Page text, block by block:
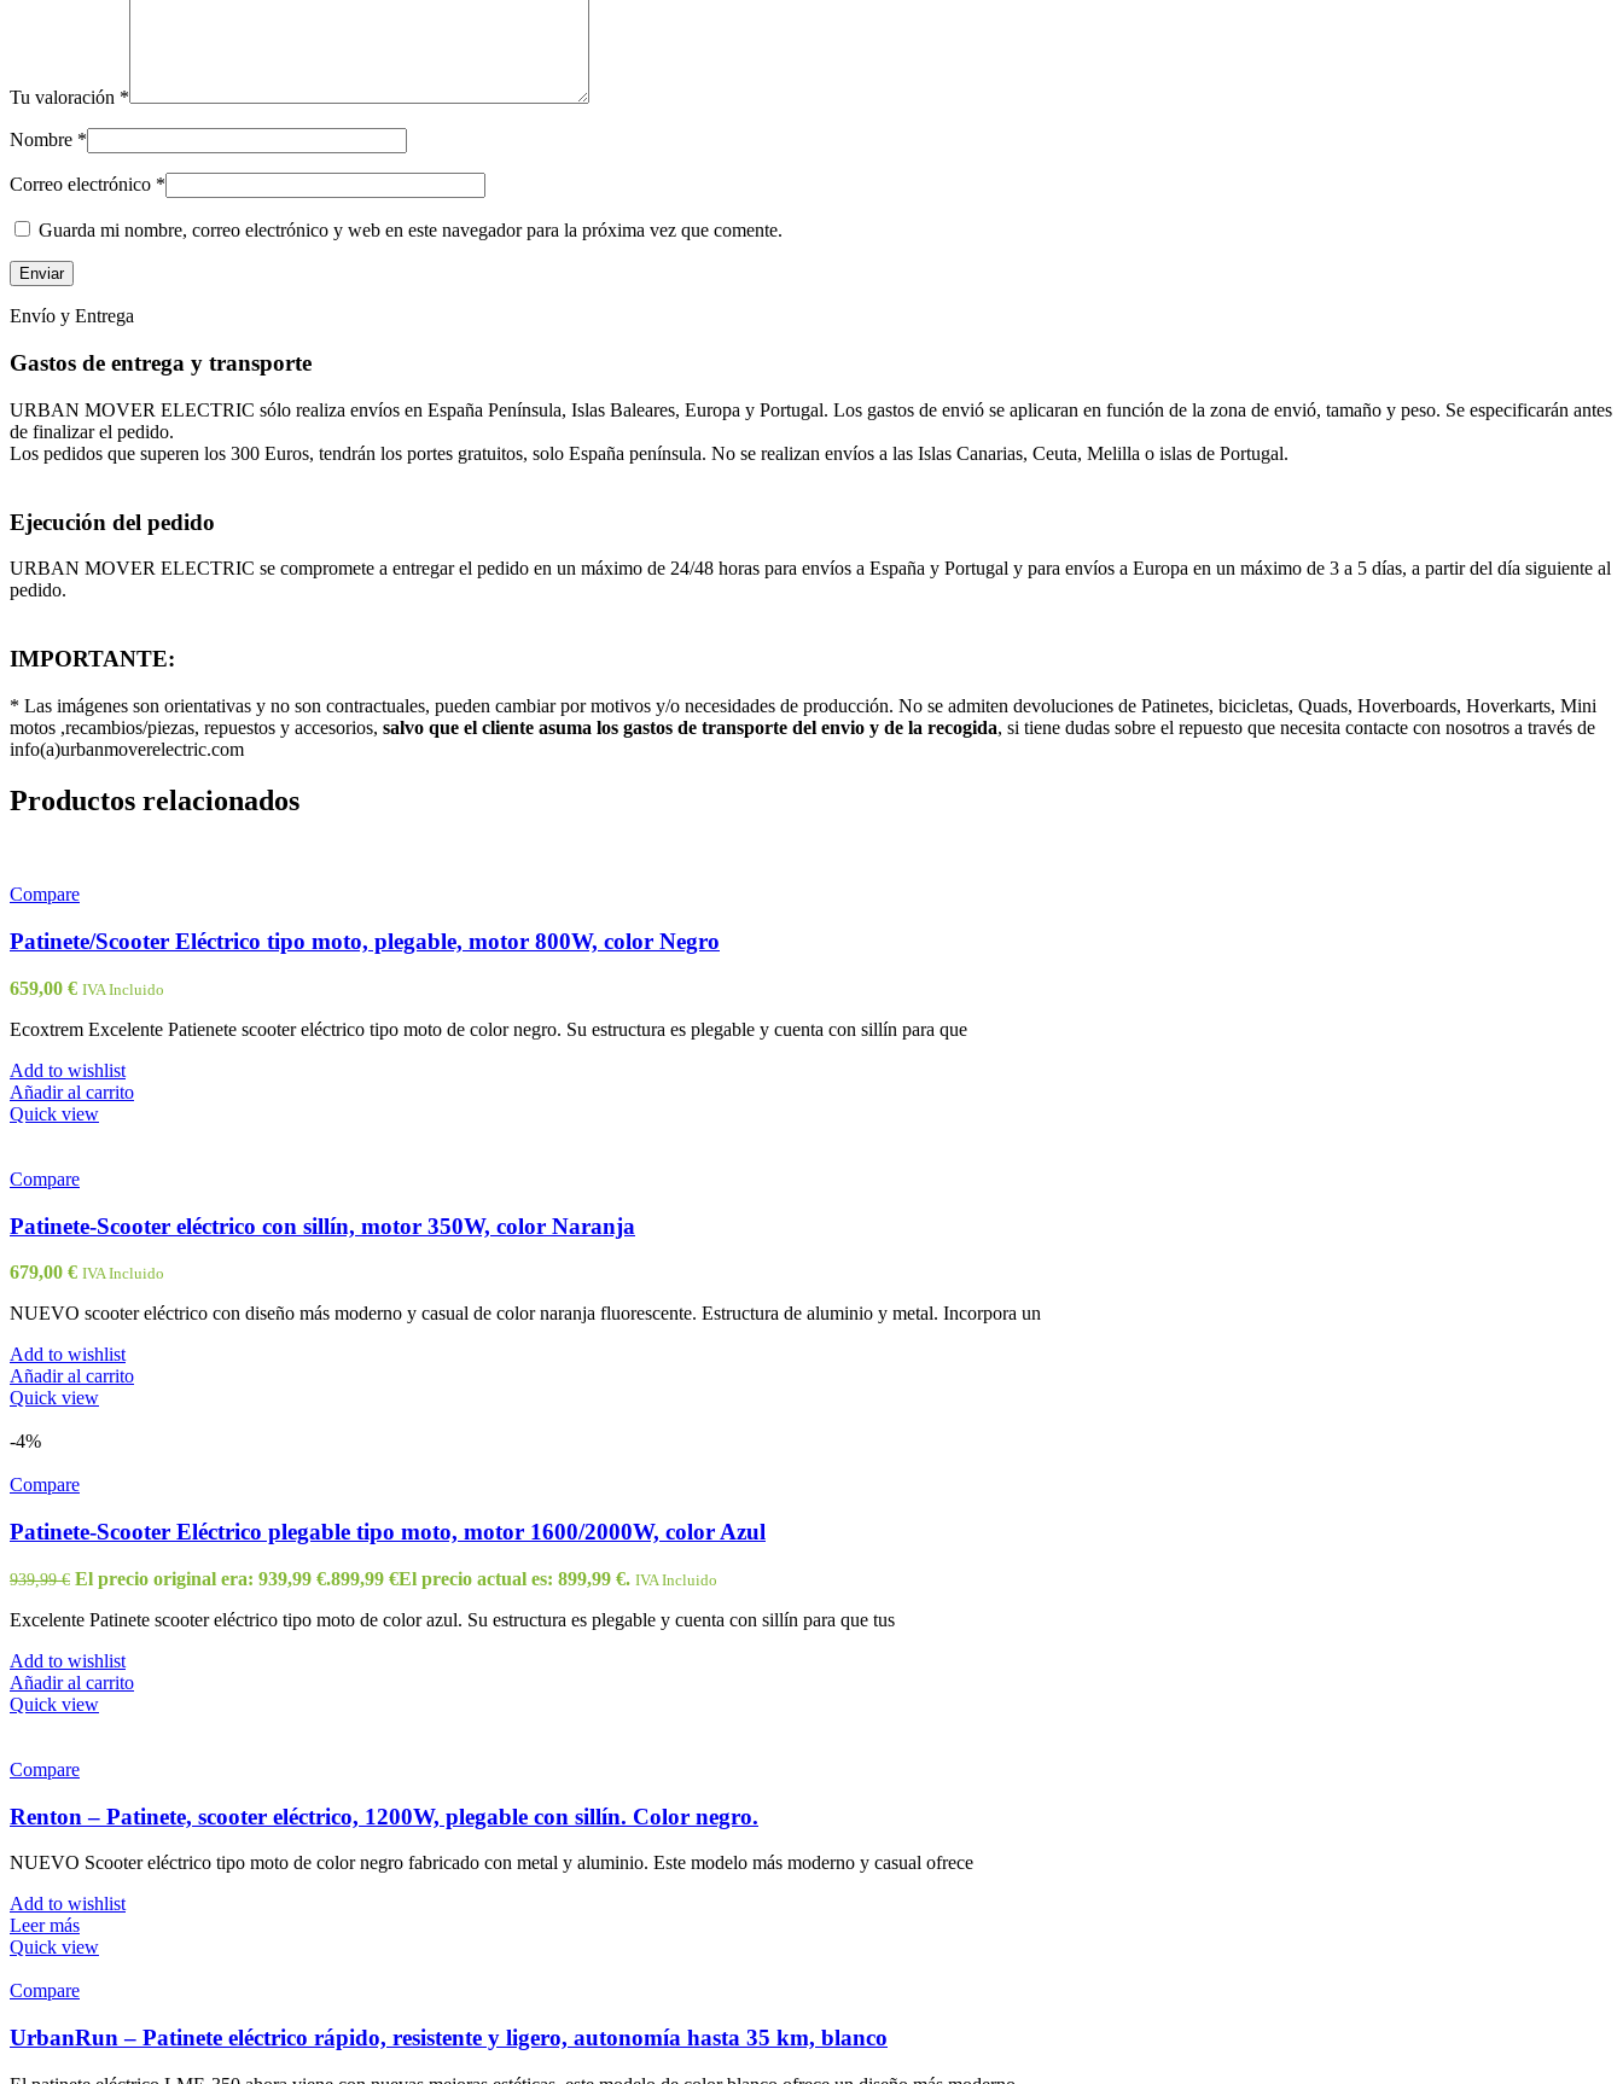
Tu valoración *
Nombre *
Correo electrónico *
Guarda mi nombre, correo electrónico y web en este navegador para la próxima vez que comente.
Envío y Entrega
Gastos de entrega y transporte
URBAN MOVER ELECTRIC sólo realiza envíos en España Península, Islas Baleares, Europa y Portugal. Los gastos de envió se aplicaran en función de la zona de envió, tamaño y peso. Se especificarán antes
de finalizar el pedido.
Los pedidos que superen los 300 Euros, tendrán los portes gratuitos, solo España península. No se realizan envíos a las Islas Canarias, Ceuta, Melilla o islas de Portugal.
Ejecución del pedido
URBAN MOVER ELECTRIC se compromete a entregar el pedido en un máximo de 24/48 horas para envíos a España y Portugal y para envíos a Europa en un máximo de 3 a 5 días, a partir del día siguiente al
pedido.
IMPORTANTE:
* Las imágenes son orientativas y no son contractuales, pueden cambiar por motivos y/o necesidades de producción. No se admiten devoluciones de Patinetes, bicicletas, Quads, Hoverboards, Hoverkarts, Mini
motos ,recambios/piezas, repuestos y accesorios, salvo que el cliente asuma los gastos de transporte del envio y de la recogida, si tiene dudas sobre el repuesto que necesita contacte con nosotros a través de
info(a)urbanmoverelectric.com
Productos relacionados
Compare
Patinete/Scooter Eléctrico tipo moto, plegable, motor 800W, color Negro
659,00 € IVA Incluido
Ecoxtrem Excelente Patienete scooter eléctrico tipo moto de color negro. Su estructura es plegable y cuenta con sillín para que
Add to wishlist
Añadir al carrito
Quick view
Compare
Patinete-Scooter eléctrico con sillín, motor 350W, color Naranja
679,00 € IVA Incluido
NUEVO scooter eléctrico con diseño más moderno y casual de color naranja fluorescente. Estructura de aluminio y metal. Incorpora un
Add to wishlist
Añadir al carrito
Quick view
-4%
Compare
Patinete-Scooter Eléctrico plegable tipo moto, motor 1600/2000W, color Azul
939,99€ El precio original era: 939,99 €.899,99 €El precio actual es: 899,99 €. IVA Incluido
Excelente Patinete scooter eléctrico tipo moto de color azul. Su estructura es plegable y cuenta con sillín para que tus
Add to wishlist
Añadir al carrito
Quick view
Compare
Renton – Patinete, scooter eléctrico, 1200W, plegable con sillín. Color negro.
NUEVO Scooter eléctrico tipo moto de color negro fabricado con metal y aluminio. Este modelo más moderno y casual ofrece
Add to wishlist
Leer más
Quick view
Compare
UrbanRun – Patinete eléctrico rápido, resistente y ligero, autonomía hasta 35 km, blanco